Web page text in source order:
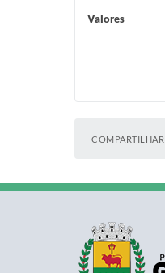
Valores
COMPARTILHAR